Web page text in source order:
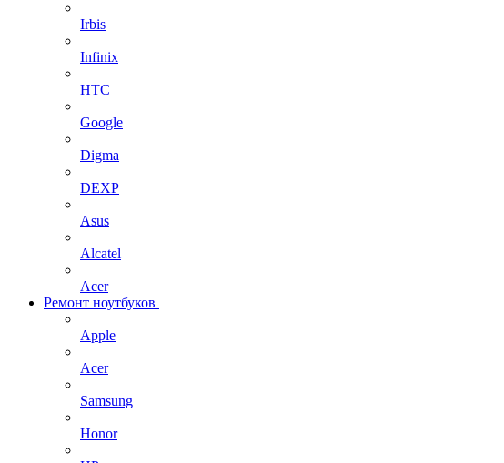
Irbis
Infinix
HTC
Google
Digma
DEXP
Asus
Alcatel
Acer
Ремонт ноутбуков
Apple
Acer
Samsung
Honor